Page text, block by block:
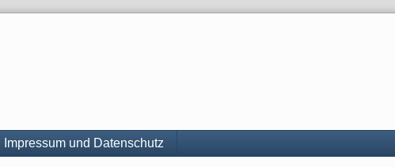
Impressum und Datenschutz